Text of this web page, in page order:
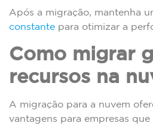
Após a migração, mantenha
constante para otimizar a
Como migrar
recursos na
A migração para a nuvem
vantagens para empresas